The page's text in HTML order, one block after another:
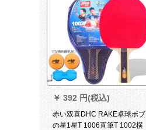
￥ 392 円(税込)
赤い双喜DHC RAKE卓球ボブ
の星1星T 1006直筆T 1002横